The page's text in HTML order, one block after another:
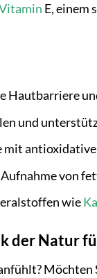
E, einem
Hautbarriere
und
von
wie
der Natur
Möchten